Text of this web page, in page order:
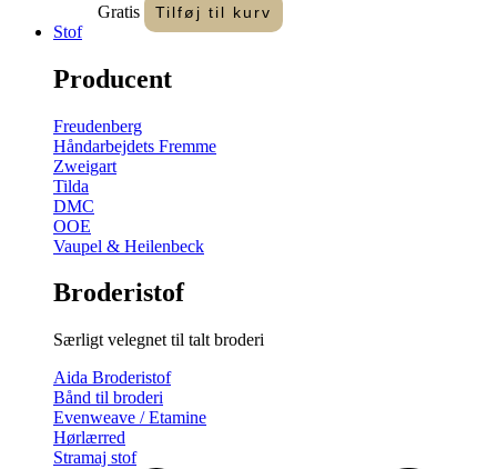
Gratis
Tilføj til kurv
Stof
Producent
Freudenberg
Håndarbejdets Fremme
Zweigart
Tilda
DMC
OOE
Vaupel & Heilenbeck
Broderistof
Særligt velegnet til talt broderi
Aida Broderistof
Bånd til broderi
Evenweave / Etamine
Hørlærred
Stramaj stof